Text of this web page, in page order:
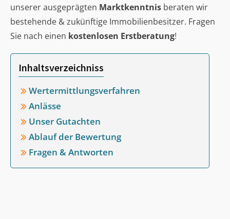
unserer ausgeprägten Marktkenntnis beraten wir
bestehende & zukünftige Immobilienbesitzer. Fragen
Sie nach einen kostenlosen Erstberatung!
Inhaltsverzeichniss
Wertermittlungsverfahren
Anlässe
Unser Gutachten
Ablauf der Bewertung
Fragen & Antworten